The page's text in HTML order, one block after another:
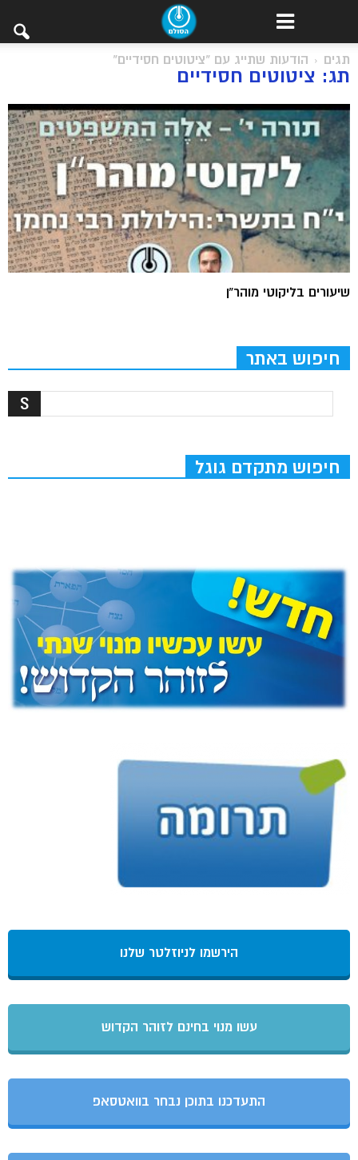
תגים הודעות שתייג עם "ציטוטים חסידיים"
תג: ציטוטים חסידיים
שיעורים בליקוטי מוהר”ן
חיפוש באתר
חיפוש מתקדם גוגל
הירשמו לניוזלטר שלנו
עשו מנוי בחינם לזוהר הקדוש
התעדכנו בתוכן נבחר בוואטסאפ